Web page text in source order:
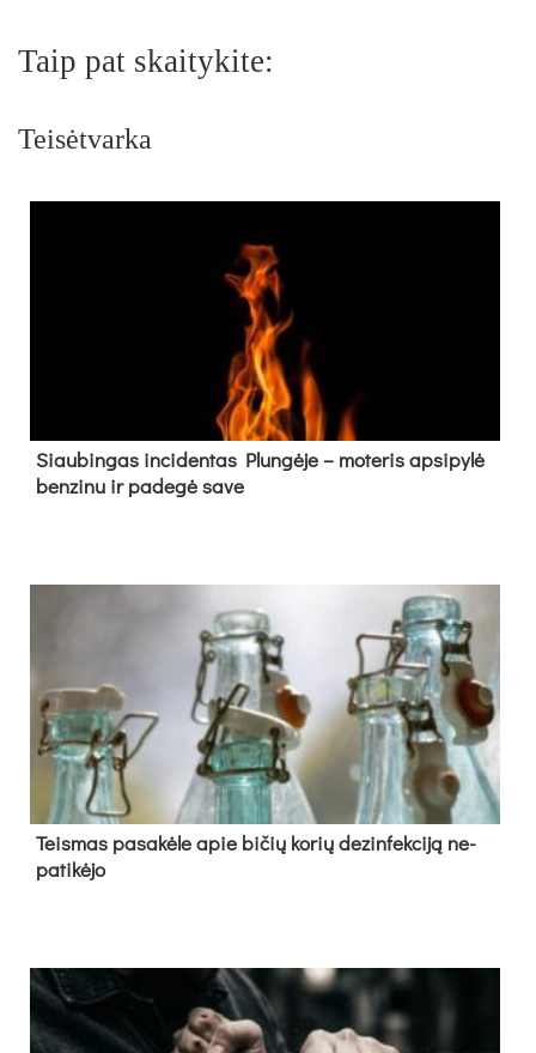
Taip pat skaitykite:
Teisėtvarka
Siau­bin­gas in­ci­den­tas Plun­gė­je – mo­te­ris ap­si­py­lė
ben­zi­nu ir pa­de­gė sa­ve
Teis­mas pa­sa­kė­le apie bi­čių ko­rių de­zin­fek­ci­ją ne­
pa­ti­kė­jo